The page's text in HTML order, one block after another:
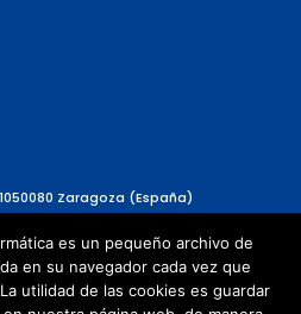
50080 Zaragoza (España)
es un pequeño archivo de
en su navegador cada vez que
utilidad de las cookies es guardar